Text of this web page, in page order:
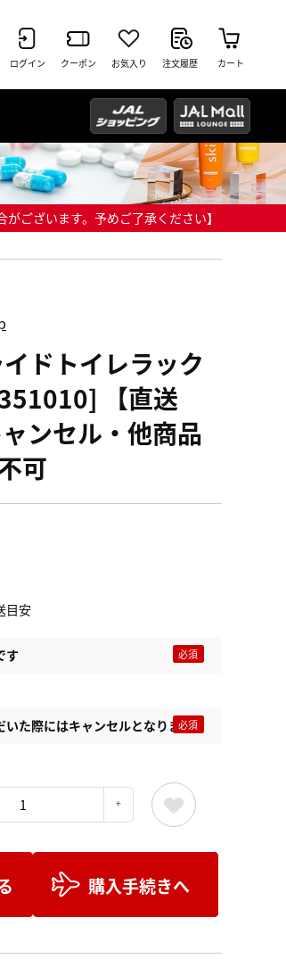
ログイン クーポン お気入り 注文履歴 カート
ございます。予めご了承ください】
ドトイレラック
【直送
ンセル・他商品
可
目安
す
いた際にはキャンセルとなります
購入手続きへ